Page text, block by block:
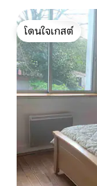
โดนใจเกสต์
โดนใจเกสต์